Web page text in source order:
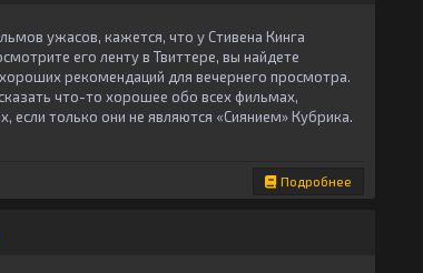
ужасов, кажется, что у Стивена Кинга
его ленту в Твиттере, вы найдете
рекомендаций для вечернего просмотра.
что-то хорошее обо всех фильмах,
если только они не являются «Сиянием» Кубрика.
Подробнее